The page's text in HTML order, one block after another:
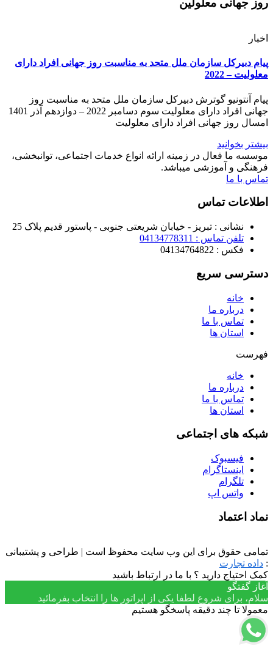
روز جهانی معلولین
اخبار
پیام دبیرکل سازمان ملل متحد به مناسبت روز جهانی افراد دارای
معلولیت – 2022
پیام آنتونیو گوترش دبیرکل سازمان ملل متحد به مناسبت روز
جهانی افراد دارای معلولیت سوم دسامبر 2022 – دوازدهم آذر 1401
امسال روز جهانی افراد دارای معلولیت
بیشتر بخوانید
موسسه ما فعال در زمینه ارائه انواع خدمات اجتماعی، توانبخشی،
فرهنگی و آموزشی میباشد.
تماس با ما
اطلاعات تماس
نشانی : تبریز - خیابان شریعتی جنوبی - پاستور قدیم پلاک 25
تلفن تماس : 04134778311
فکس : 04134764822
دسترسی سریع
خانه
درباره ما
تماس با ما
استان ها
فهرست
خانه
درباره ما
تماس با ما
استان ها
شبکه های اجتماعی
فیسبوک
اینستاگرام
تلگرام
واتس اپ
نماد اعتماد
تمامی حقوق برای این وب سایت محفوظ است | طراحی و پشتیبانی
: داده تجارت
کمک احتیاج دارید ؟ با ما در ارتباط باشید
آغاز گفتگو
سلام، برای شروع لطفا یکی از اپراتور ها را انتخاب بفرمائید
معمولا تا چند دقیقه پاسخگو هستیم